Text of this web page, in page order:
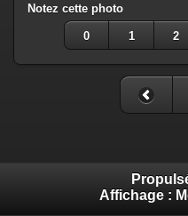
Notez cette photo
0 1 2
Affichage :